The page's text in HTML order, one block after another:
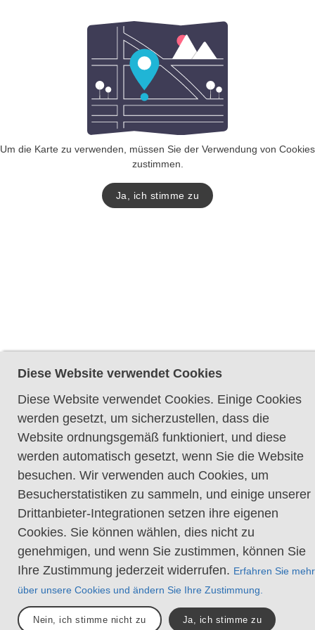
Um die Karte zu verwenden, müssen Sie der Verwendung von Cookies
zustimmen.
Ja, ich stimme zu
Diese Website verwendet Cookies
Diese Website verwendet Cookies. Einige Cookies
werden gesetzt, um sicherzustellen, dass die
Website ordnungsgemäß funktioniert, und diese
werden automatisch gesetzt, wenn Sie die Website
besuchen. Wir verwenden auch Cookies, um
Besucherstatistiken zu sammeln, und einige unserer
Drittanbieter-Integrationen setzen ihre eigenen
Cookies. Sie können wählen, dies nicht zu
genehmigen, und wenn Sie zustimmen, können Sie
Ihre Zustimmung jederzeit widerrufen. Erfahren Sie mehr
über unsere Cookies und ändern Sie Ihre Zustimmung.
Nein, ich stimme nicht zu Ja, ich stimme zu